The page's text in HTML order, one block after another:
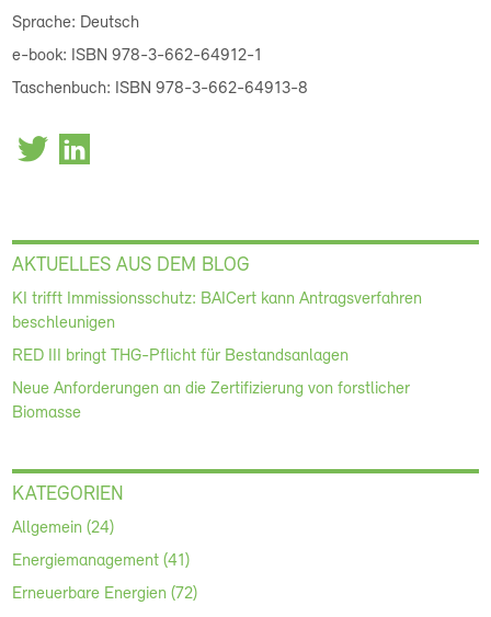
Sprache: Deutsch
e-book: ISBN 978-3-662-64912-1
Taschenbuch: ISBN 978-3-662-64913-8
AKTUELLES AUS DEM BLOG
KI trifft Immissionsschutz: BAICert kann Antragsverfahren
beschleunigen
RED III bringt THG-Pflicht für Bestandsanlagen
Neue Anforderungen an die Zertifizierung von forstlicher
Biomasse
KATEGORIEN
Allgemein (24)
Energiemanagement (41)
Erneuerbare Energien (72)